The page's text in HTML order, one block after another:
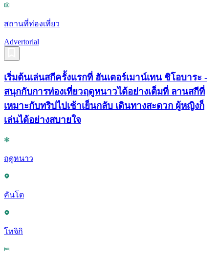
สถานที่ท่องเที่ยว
Advertorial
เริ่มต้นเล่นสกีครั้งแรกที่ ฮันเตอร์เมาน์เทน ชิโอบาระ -
สนุกกับการท่องเที่ยวฤดูหนาวได้อย่างเต็มที่ ลานสกีที่
เหมาะกับทริปไปเช้าเย็นกลับ เดินทางสะดวก ผู้หญิงก็
เล่นได้อย่างสบายใจ
ฤดูหนาว
คันโต
โทจิกิ